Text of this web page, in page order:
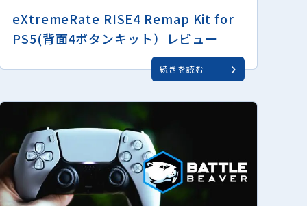
eXtremeRate RISE4 Remap Kit for
PS5(背面4ボタンキット）レビュー
続きを読む